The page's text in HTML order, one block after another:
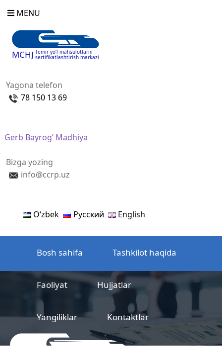
MENU
MCHJ Temir yo‘l mahsulotlarni
sertifikatlashtirish markazi
Yagona telefon
78 150 13 69
Gerb Bayrog’ Madhiya
Bizga yozing
info@ccrp.uz
Oʻzbek Русский English
Bosh sahifa Tashkilot haqida
Faoliyat Hujjatlar
Yangiliklar Kontaktlar